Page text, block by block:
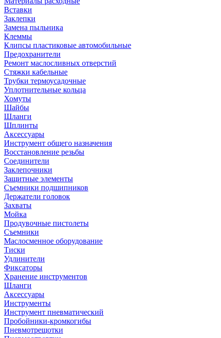
Вставки
Заклепки
Замена пыльника
Клеммы
Клипсы пластиковые автомобильные
Предохранители
Ремонт маслосливных отверстий
Стяжки кабельные
Трубки термоусадочные
Уплотнительные кольца
Хомуты
Шайбы
Шланги
Шплинты
Аксессуары
Инструмент общего назначения
Восстановление резьбы
Соединители
Заклепочники
Защитные элементы
Съемники подшипников
Держатели головок
Захваты
Мойка
Продувочные пистолеты
Съемники
Маслосменное оборудование
Тиски
Удлинители
Фиксаторы
Хранение инструментов
Шланги
Аксессуары
Инструменты
Инструмент пневматический
Пробойники-кромкогибы
Пневмотрещотки